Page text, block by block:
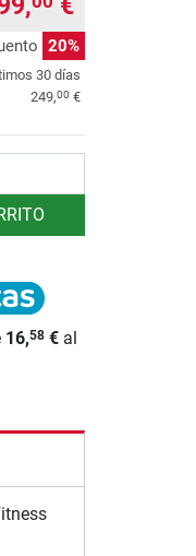
20%
30 días
249,00 €
16,58 € al